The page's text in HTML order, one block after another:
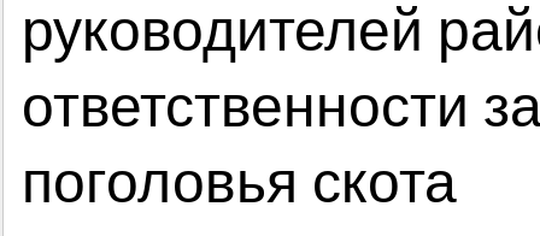
руководителей
ответственности
поголовья скота